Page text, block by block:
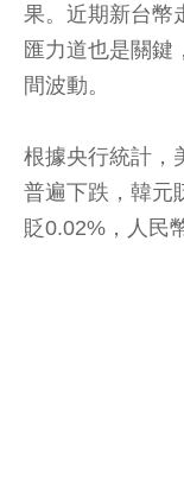
果。近期新台幣
匯力道也是關鍵
間波動。
根據央行統計，
普遍下跌，韓元
貶0.02%，人民